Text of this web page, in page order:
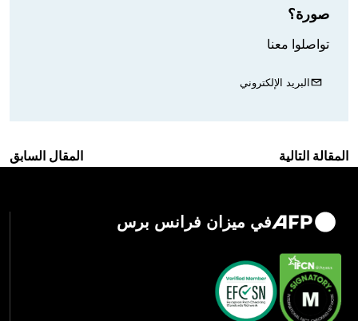
صورة؟
تواصلوا معنا
البريد الإلكتروني
المقالة التالية المقال السابق
في ميزان فرانس برس